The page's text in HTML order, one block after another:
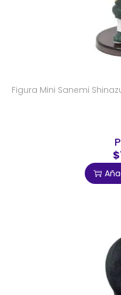
Figura Mini Sanemi